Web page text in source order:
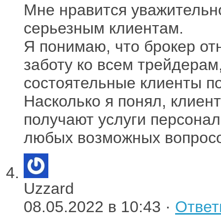
Мне нравится
серьезным клиентам.
Я понимаю, что брокер
заботу ко всем
состоятельные клиенты
Насколько я понял,
получают услуги
любых возможных
Uzzard
08.05.2022 в 10:43 ·